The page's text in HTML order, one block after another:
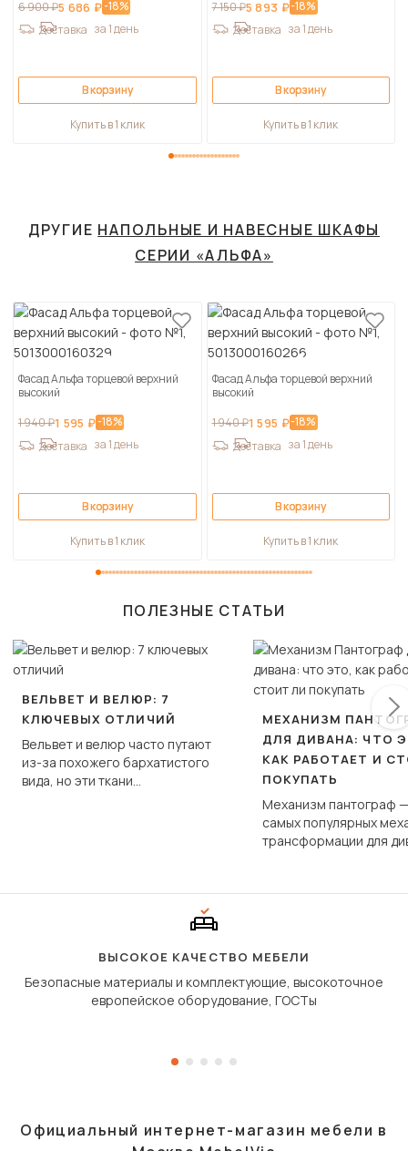
6 900 ₽5 686 ₽-18%
Доставка за 1 день
В корзину
Купить в 1 клик
7 150 ₽5 893 ₽-18%
Доставка за 1 день
В корзину
Купить в 1 клик
ДРУГИЕ НАПОЛЬНЫЕ И НАВЕСНЫЕ ШКАФЫ
СЕРИИ «АЛЬФА»
Фасад Альфа торцевой верхний
высокий
1 940 ₽1 595 ₽-18%
Доставка за 1 день
В корзину
Купить в 1 клик
Фасад Альфа торцевой верхний
высокий
1 940 ₽1 595 ₽-18%
Доставка за 1 день
В корзину
Купить в 1 клик
ПОЛЕЗНЫЕ СТАТЬИ
ВЕЛЬВЕТ И ВЕЛЮР: 7
КЛЮЧЕВЫХ ОТЛИЧИЙ
Вельвет и велюр часто путают
из-за похожего бархатистого
вида, но эти ткани
МЕХАНИЗМ
ДЛЯ ДИВАНА: ЧТО
КАК РАБОТАЕТ И
ПОКУПАТЬ
Механизм пантограф
самых популярных
трансформации для
сиденье не
дугообразной
ВЫСОКОЕ КАЧЕСТВО МЕБЕЛИ
Безопасные материалы и комплектующие, высокоточное
европейское оборудование, ГОСТы
Официальный интернет-магазин мебели в